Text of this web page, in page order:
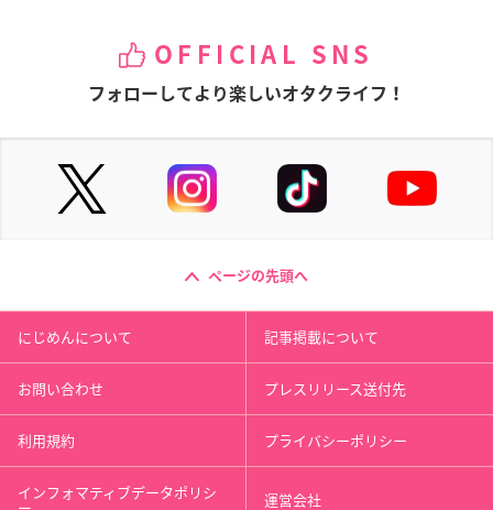
OFFICIAL SNS
フォローしてより楽しいオタクライフ！
ページの先頭へ
にじめんについて 記事掲載について
お問い合わせ プレスリリース送付先
利用規約 プライバシーポリシー
インフォマティブデータポリシ 運営会社